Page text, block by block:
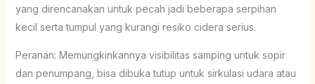
yang direncanakan untuk pecah jadi beberapa serpihan
kecil serta tumpul yang kurangi resiko cidera serius.
Peranan: Memungkinkannya visibilitas samping untuk sopir
dan penumpang, bisa dibuka tutup untuk sirkulasi udara atau